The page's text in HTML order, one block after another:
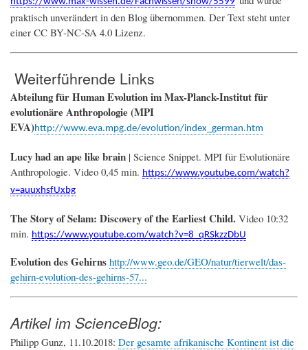
praktisch unverändert in den Blog übernommen. Der Text steht unter
einer CC BY-NC-SA 4.0 Lizenz.
Weiterführende Links
Abteilung für Human Evolution im Max-Planck-Institut für
evolutionäre Anthropologie (MPI
EVA)http://www.eva.mpg.de/evolution/index_german.htm
Lucy had an ape like brain | Science Snippet. MPI für Evolutionäre
Anthropologie. Video 0,45 min. https://www.youtube.com/watch?
v=auuxhsfUxbg
The Story of Selam: Discovery of the Earliest Child. Video 10:32
min. https://www.youtube.com/watch?v=8_qRSkzzDbU
Evolution des Gehirns http://www.geo.de/GEO/natur/tierwelt/das-
gehirn-evolution-des-gehirns-57...
Artikel im ScienceBlog:
Philipp Gunz, 11.10.2018: Der gesamte afrikanische Kontinent ist die